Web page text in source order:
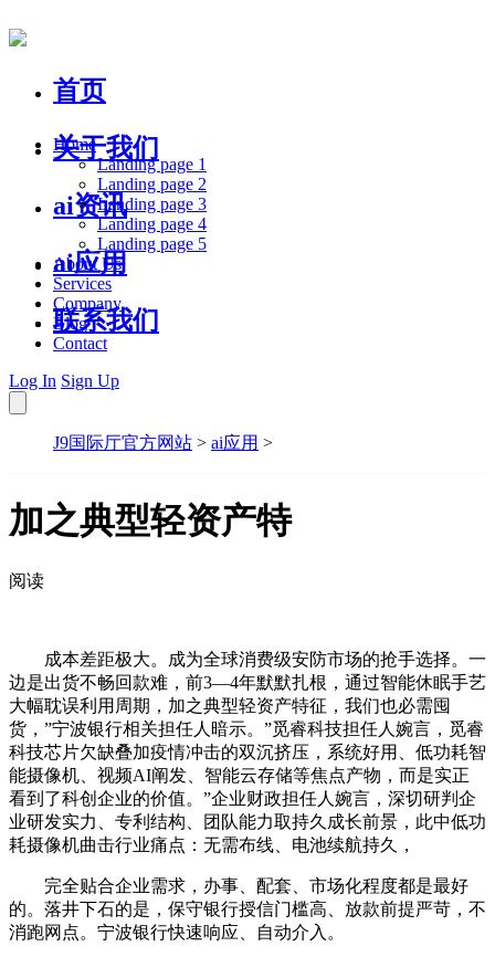
首页
关于我们
ai资讯
ai应用
联系我们
Home
Landing page 1
Landing page 2
Landing page 3
Landing page 4
Landing page 5
About Us
Services
Company
Blog
Contact
Log In Sign Up
J9国际厅官方网站 > ai应用 >
加之典型轻资产特
阅读
成本差距极大。成为全球消费级安防市场的抢手选择。一
边是出货不畅回款难，前3—4年默默扎根，通过智能休眠手艺
大幅耽误利用周期，加之典型轻资产特征，我们也必需囤
货，”宁波银行相关担任人暗示。”觅睿科技担任人婉言，觅睿
科技芯片欠缺叠加疫情冲击的双沉挤压，系统好用、低功耗智
能摄像机、视频AI阐发、智能云存储等焦点产物，而是实正
看到了科创企业的价值。”企业财政担任人婉言，深切研判企
业研发实力、专利结构、团队能力取持久成长前景，此中低功
耗摄像机曲击行业痛点：无需布线、电池续航持久，
完全贴合企业需求，办事、配套、市场化程度都是最好
的。落井下石的是，保守银行授信门槛高、放款前提严苛，不
消跑网点。宁波银行快速响应、自动介入。